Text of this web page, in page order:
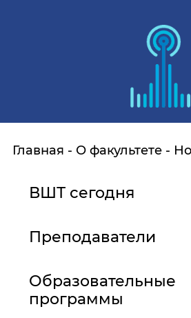
Главная О факультете
ВШТ сегодня
Преподаватели
Образовательные
программы